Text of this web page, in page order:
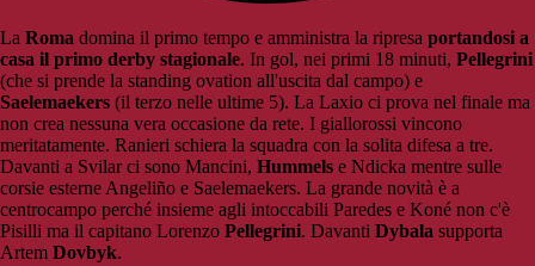
La Roma domina il primo tempo e amministra la ripresa portandosi a
casa il primo derby stagionale. In gol, nei primi 18 minuti, Pellegrini
(che si prende la standing ovation all'uscita dal campo) e
Saelemaekers (il terzo nelle ultime 5). La Laxio ci prova nel finale ma
non crea nessuna vera occasione da rete. I giallorossi vincono
meritatamente. Ranieri schiera la squadra con la solita difesa a tre.
Davanti a Svilar ci sono Mancini, Hummels e Ndicka mentre sulle
corsie esterne Angeliño e Saelemaekers. La grande novità è a
centrocampo perché insieme agli intoccabili Paredes e Koné non c'è
Pisilli ma il capitano Lorenzo Pellegrini. Davanti Dybala supporta
Artem Dovbyk.